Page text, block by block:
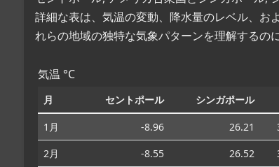
詳細な表は、気温の変動、降水量のレベル、お
れらの地域の独特な気象パターンを理解するの
気温 °C
月 セントポール シンガポール
1月 -8.96 26.21
2月
-8.55 26.52